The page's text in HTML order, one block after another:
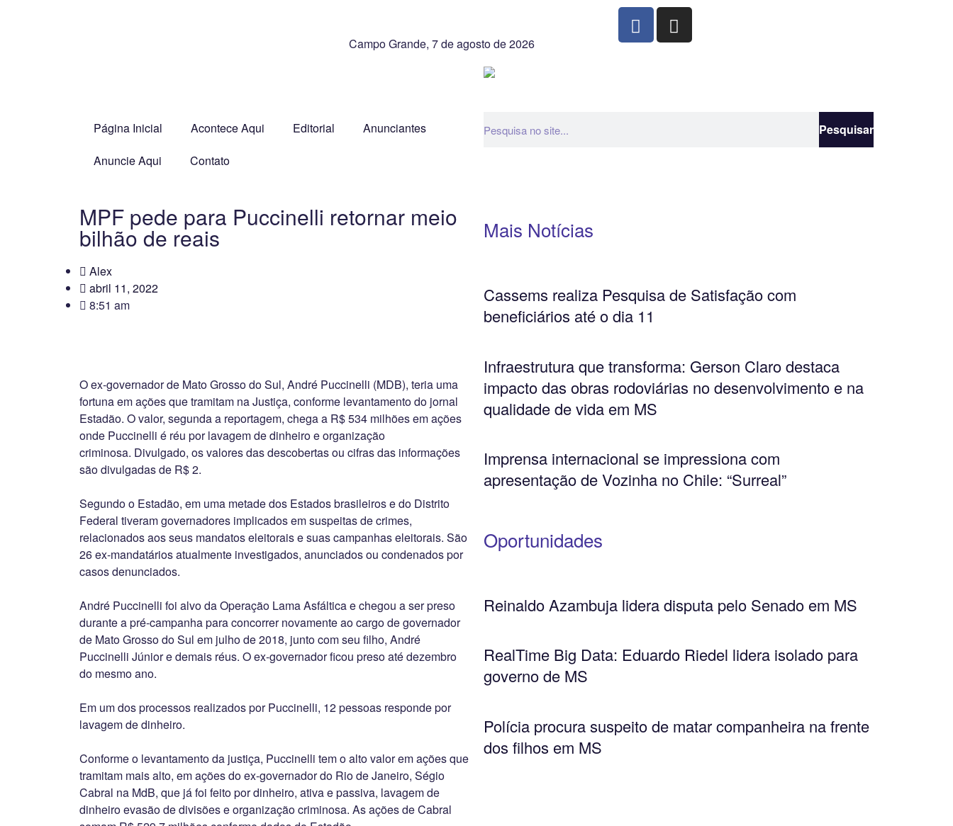
Campo Grande, 7 de agosto de 2026
Página Inicial Acontece Aqui Editorial
Anunciantes
Anuncie Aqui
Contato
Pesquisar
MPF pede para Puccinelli retornar meio
bilhão de reais
Alex
abril 11, 2022
8:51 am
O ex-governador de Mato Grosso do Sul, André Puccinelli (MDB), teria uma
fortuna em ações que tramitam na Justiça, conforme levantamento do jornal
Estadão. O valor, segunda a reportagem, chega a R$ 534 milhões em ações
onde Puccinelli é réu por lavagem de dinheiro e organização
criminosa. Divulgado, os valores das descobertas ou cifras das informações
são divulgadas de R$ 2.
Segundo o Estadão, em uma metade dos Estados brasileiros e do Distrito
Federal tiveram governadores implicados em suspeitas de crimes,
relacionados aos seus mandatos eleitorais e suas campanhas eleitorais. São
26 ex-mandatários atualmente investigados, anunciados ou condenados por
casos denunciados.
André Puccinelli foi alvo da Operação Lama Asfáltica e chegou a ser preso
durante a pré-campanha para concorrer novamente ao cargo de governador
de Mato Grosso do Sul em julho de 2018, junto com seu filho, André
Puccinelli Júnior e demais réus. O ex-governador ficou preso até dezembro
do mesmo ano.
Em um dos processos realizados por Puccinelli, 12 pessoas responde por
lavagem de dinheiro.
Conforme o levantamento da justiça, Puccinelli tem o alto valor em ações que
tramitam mais alto, em ações do ex-governador do Rio de Janeiro, Ségio
Cabral na MdB, que já foi feito por dinheiro, ativa e passiva, lavagem de
dinheiro evasão de divisões e organização criminosa. As ações de Cabral
Mais Notícias
Cassems realiza Pesquisa de Satisfação com
beneficiários até o dia 11
Infraestrutura que transforma: Gerson Claro destaca
impacto das obras rodoviárias no desenvolvimento e na
qualidade de vida em MS
Imprensa internacional se impressiona com
apresentação de Vozinha no Chile: “Surreal”
Oportunidades
Reinaldo Azambuja lidera disputa pelo Senado em MS
RealTime Big Data: Eduardo Riedel lidera isolado para
governo de MS
Polícia procura suspeito de matar companheira na frente
dos filhos em MS